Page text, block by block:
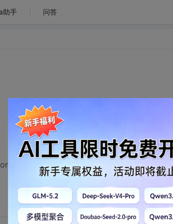
助手 问答